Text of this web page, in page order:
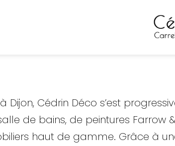
à Dijon, Cédrin Déco s’est
de bains, de peintures Farrow
haut de gamme. Grâce à